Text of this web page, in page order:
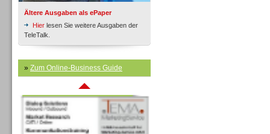
Ältere Ausgaben als ePaper
Hier lesen Sie weitere Ausgaben der
TeleTalk.
» Zum Online-Business Guide
Inbound